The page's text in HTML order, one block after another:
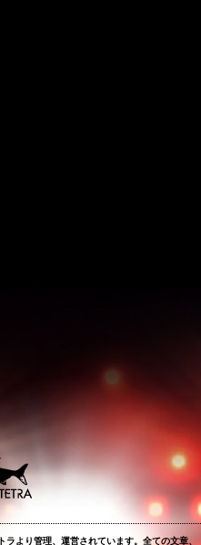
より管理、運営されています。全ての文章、